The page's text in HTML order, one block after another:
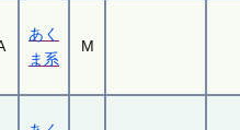
あく
ま系
M